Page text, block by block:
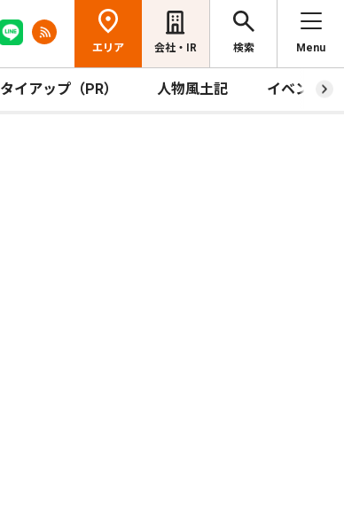
エリア 会社・IR 検索 Menu
タイアップ（PR） 人物風土記 イベント